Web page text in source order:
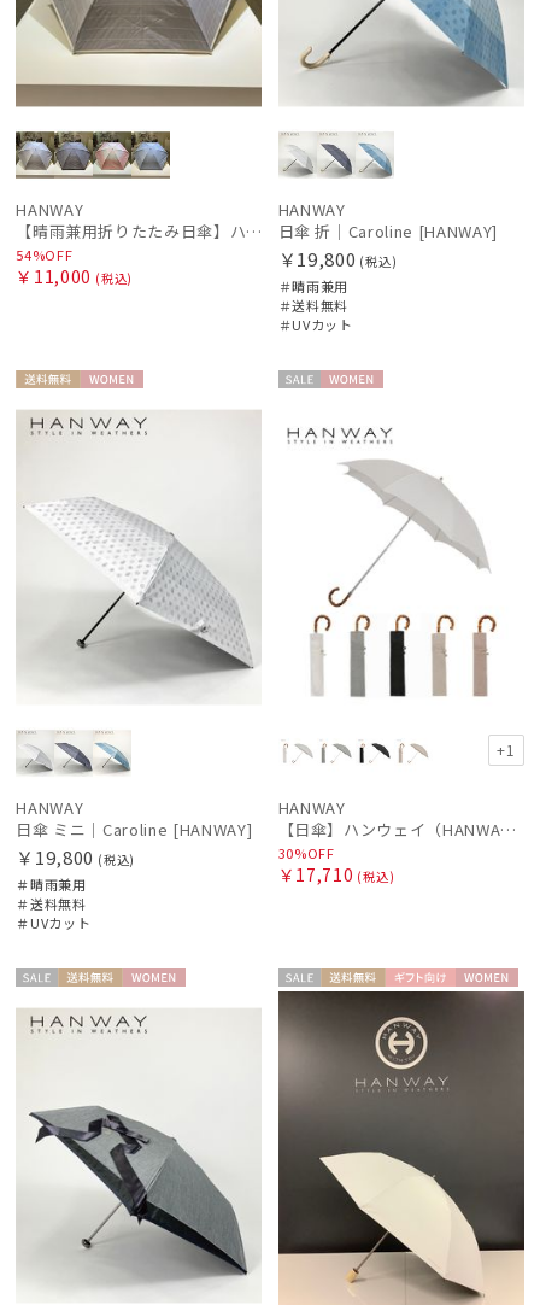
LANVIN en Bleu
ランバン オン ブルー
MACKINTOSH PHILOSOPHY
MAGICAL TECH
masu
マス
mila schon
ミラ・ショーン
ミラクルテック
OTHER BRAND
アザーブランド
PAUL&JOE ACCESSOIRES
ポールアンドジョー アクセソワ
POLO RALPH LAUREN
SWASH LONDON
urawaza
その他
価格・割引率
在庫表示
HANWAY
【晴雨兼用折りたたみ日傘】ハンウェイ (HANWAY) Socal Gir（ソーカル・ガール） 暑さ対策、紫外線対策、親骨：～50cm 雨の日OK 遮光 UV 晴雨兼用
54%OFF
￥11,000 (税込)
HANWAY
日傘 折｜Caroline [HANWAY]
￥19,800 (税込)
＃晴雨兼用
＃送料無料
＃UVカット
料
N
HANWAY
日傘 ミニ｜Caroline [HANWAY]
￥19,800 (税込)
＃晴雨兼用
＃送料無料
＃UVカット
ル
N
+1
HANWAY
【日傘】ハンウェイ（HANWAY）Aoi 折りたたみ 木棒【公式ムーンバット】[Aoi]純パラソル UV 手開き 日本製 高級日傘
30%OFF
￥17,710 (税込)
ル
料
N
セー
ル
送料無 ギフト
向け
WOME